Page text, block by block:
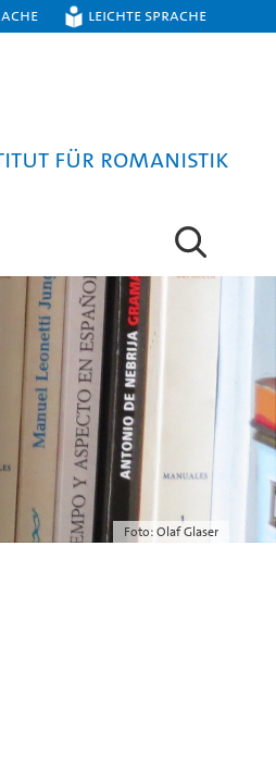
Leichte Sprache
für Romanistik
Foto: Olaf Glaser